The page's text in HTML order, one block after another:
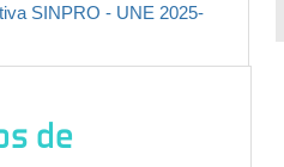
SINPRO - UNE 2025-
de